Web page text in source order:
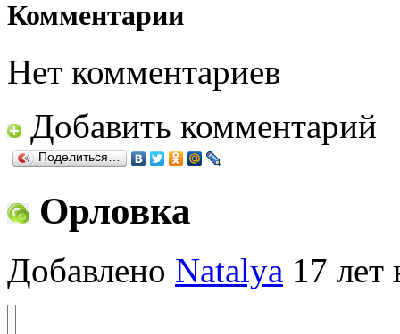
Комментарии
Нет комментариев
Добавить комментарий
Поделиться…
Орловка
Добавлено Natalya 17 лет